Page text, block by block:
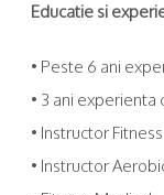
Educatie si
• Peste 6 ani
• 3 ani experienta
• Instructor Fitness
• Instructor